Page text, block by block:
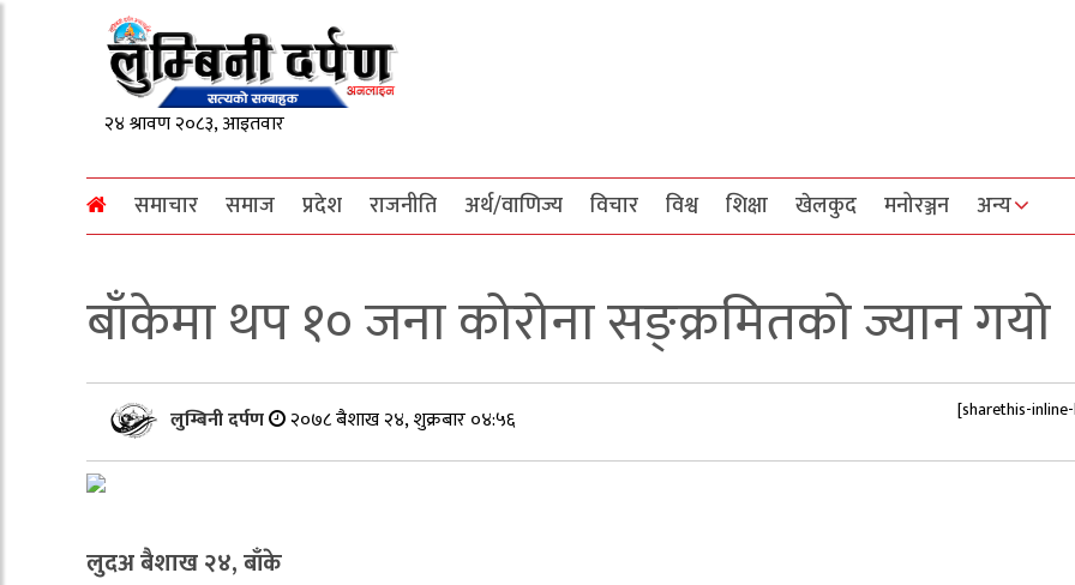
समाचार समाज प्रदेश राजनीति अर्थ/वाणिज्य विचार विश्व शिक्षा खेलकुद मनोरञ्जन अन्य
बाँकेमा थप १० जना कोरोना सङ्क्रमितको ज्यान गयो
लुम्बिनी दर्पण २०७८ बैशाख २४, शुक्रबार ०४:५६ [sharethis-
लुदअ बैशाख २४, बाँके